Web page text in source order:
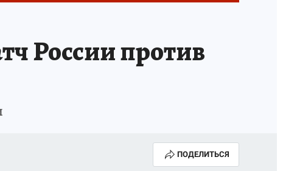
России против
ПОДЕЛИТЬСЯ